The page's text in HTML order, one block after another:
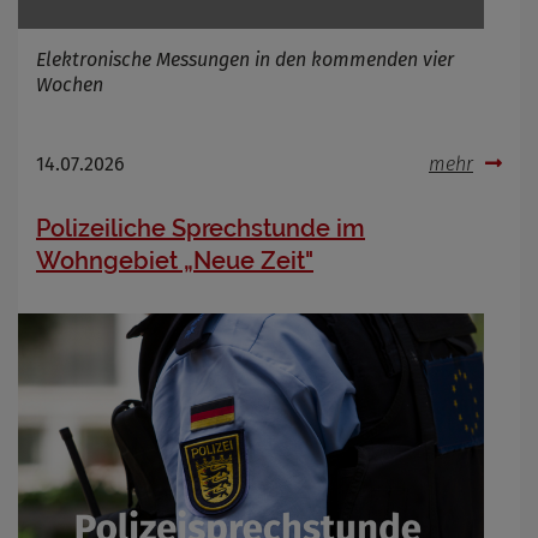
Elektronische Messungen in den kommenden vier
Wochen
14.07.2026 mehr
Polizeiliche Sprechstunde im
Wohngebiet „Neue Zeit"